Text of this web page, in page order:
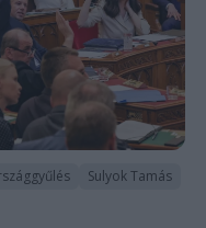
Sulyok Tamás